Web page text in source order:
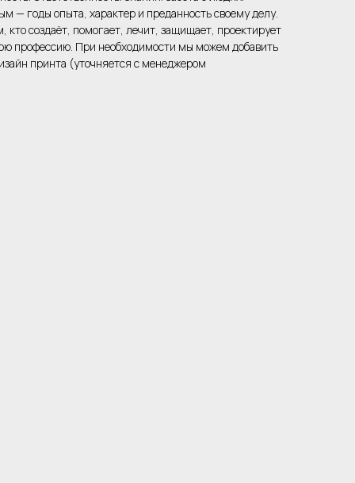
— годы опыта, характер и преданность своему делу.
кто создаёт, помогает, лечит, защищает, проектирует
профессию. При необходимости мы можем добавить
принта (уточняется с менеджером